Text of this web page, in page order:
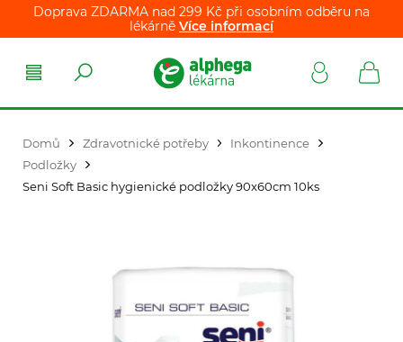
Doprava ZDARMA nad 299 Kč při osobním odběru na
lékárně Více informací
Domů Zdravotnické potřeby
Inkontinence
Podložky
Seni Soft Basic hygienické podložky 90x60cm 10ks